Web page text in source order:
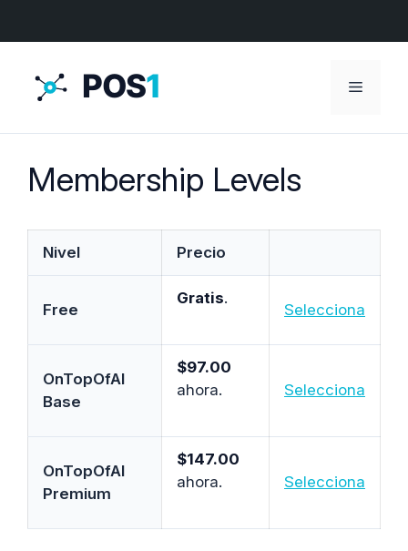
Menú
Membership Levels
Nivel Precio
Free
Gratis.
Selecciona
OnTopOfAI
Base
$97.00
ahora.
Selecciona
OnTopOfAI
Premium
$147.00
ahora.
Selecciona